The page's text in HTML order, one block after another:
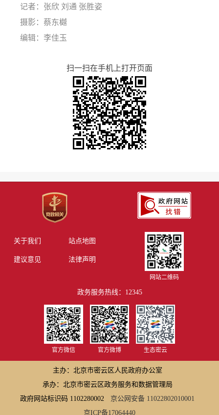
记者：张欣 刘通 张胜姿
摄影：蔡东樾
编辑：李佳玉
扫一扫在手机上打开页面
关于我们 站点地图
建议意见 法律声明
网站二维码
政务服务热线：12345
官方微信 官方微博 生态密云
主办：北京市密云区人民政府办公室
承办：北京市密云区政务服务和数据管理局
政府网站标识码 1102280002
京公网安备 11022802010001
京ICP备17064440